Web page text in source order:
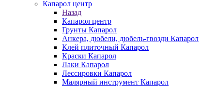
Капарол центр
Назад
Капарол центр
Грунты Капарол
Анкера, дюбели, дюбель-гвозди Капарол
Клей плиточный Капарол
Краски Капарол
Лаки Капарол
Лессировки Капарол
Малярный инструмент Капарол